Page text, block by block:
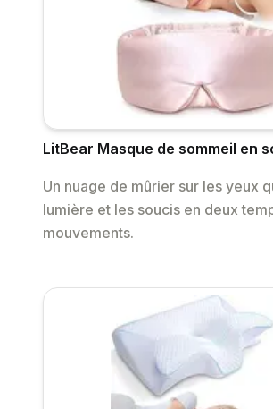
LitBear Masque de sommeil en
Un nuage de mûrier sur les yeux
lumière et les soucis en deux
mouvements.